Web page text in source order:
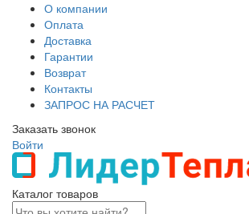
О компании
Оплата
Доставка
Гарантии
Возврат
Контакты
ЗАПРОС НА РАСЧЕТ
Заказать звонок
Войти
Каталог товаров